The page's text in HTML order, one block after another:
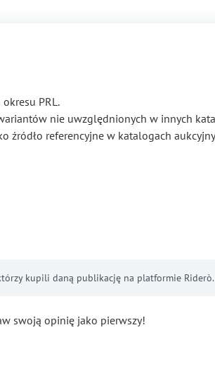
PRL.
nie uwzględnionych w innych
źródło referencyjne w katalogach
kupili daną publikację na platformie Riderò.
swoją opinię jako pierwszy!